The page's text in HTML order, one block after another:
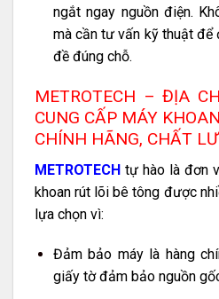
ngắt ngay nguồn điện.
mà cần tư vấn kỹ thuật
đề đúng chỗ.
METROTECH – ĐỊA
CUNG CẤP MÁY
CHÍNH HÃNG, CHẤT
METROTECH tự hào là đơn
khoan rút lõi bê tông được
lựa chọn vì:
Đảm bảo máy là hàng
giấy tờ đảm bảo nguồn